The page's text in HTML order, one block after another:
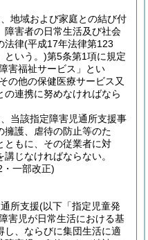
地域および家庭との結び付
障害者の日常生活及び社会
法律(平成17年法律第123
という。)第5条第1項に規定
害福祉サービス」とい
の他の保健医療サービス又
の連携に努めなければなら
当該指定障害児通所支援事
擁護、虐待の防止等のた
ともに、その従業者に対
じなければならない。
一部改正)
所支援(以下「指定児童発
害児が日常生活における基
し、ならびに集団生活に適